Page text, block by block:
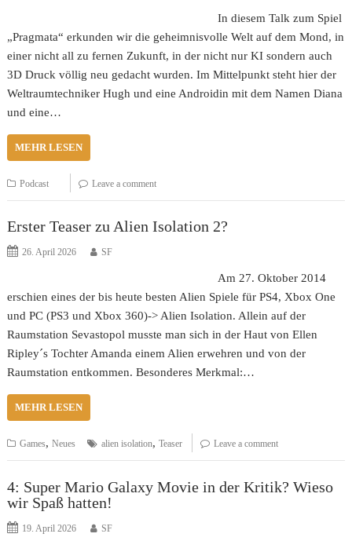
In diesem Talk zum Spiel
„Pragmata“ erkunden wir die geheimnisvolle Welt auf dem Mond, in
einer nicht all zu fernen Zukunft, in der nicht nur KI sondern auch
3D Druck völlig neu gedacht wurden. Im Mittelpunkt steht hier der
Weltraumtechniker Hugh und eine Androidin mit dem Namen Diana
und eine…
MEHR LESEN
Podcast Leave a comment
Erster Teaser zu Alien Isolation 2?
26. April 2026 SF
Am 27. Oktober 2014
erschien eines der bis heute besten Alien Spiele für PS4, Xbox One
und PC (PS3 und Xbox 360)-> Alien Isolation. Allein auf der
Raumstation Sevastopol musste man sich in der Haut von Ellen
Ripley´s Tochter Amanda einem Alien erwehren und von der
Raumstation entkommen. Besonderes Merkmal:…
MEHR LESEN
Games,Neues alien isolation,Teaser Leave a comment
4: Super Mario Galaxy Movie in der Kritik? Wieso
wir Spaß hatten!
19. April 2026 SF